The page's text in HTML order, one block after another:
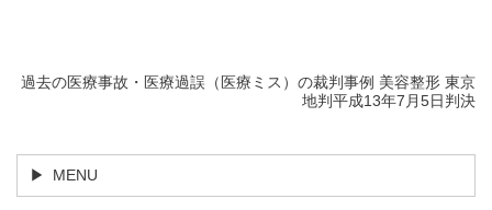
過去の医療事故・医療過誤（医療ミス）の裁判事例 美容整形 東京
地判平成13年7月5日判決
MENU